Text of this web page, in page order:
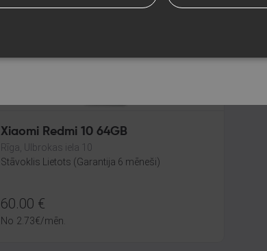
Xiaomi Redmi 10 64GB
Rīga, Ulbrokas iela 10
Stāvoklis Lietots (Garantija 6 mēneši)
60.00 €
No 2.73€/mēn.